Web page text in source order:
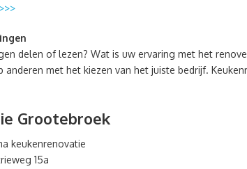
delen of lezen? Wat is uw ervaring met het
anderen met het kiezen van het juiste bedrijf.
Grootebroek
keukenrenovatie
15a